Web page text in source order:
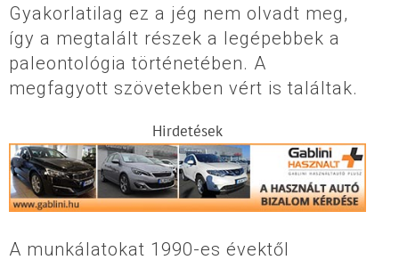
Gyakorlatilag ez a jég nem olvadt meg,
így a megtalált részek a legépebbek a
paleontológia történetében. A
megfagyott szövetekben vért is találtak.
Hirdetések
A munkálatokat 1990-es évektől